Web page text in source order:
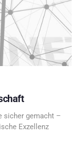
sicher gemacht –
Exzellenz